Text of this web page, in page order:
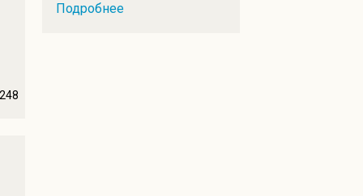
248
Подробнее